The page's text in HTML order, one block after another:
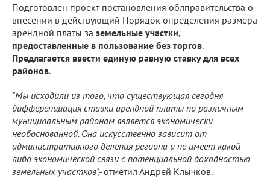
Подготовлен проект постановления облправительства о
внесении в действующий Порядок определения размера
арендной платы за земельные участки,
предоставленные в пользование без торгов.
Предлагается ввести единую равную ставку для всех
районов.
"Мы исходили из того, что существующая сегодня
дифференциация ставки арендной платы по различным
муниципальным районам является экономически
необоснованной. Она искусственно зависит от
административного деления региона и не имеет какой-
либо экономической связи с потенциальной доходностью
земельных участков",-отметил Андрей Клычков.